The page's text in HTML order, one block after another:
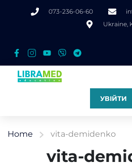
073-236-06-60
Ukraine,
УВІЙТИ
Home vita-demidenko
vita-